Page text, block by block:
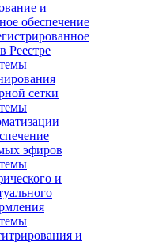
и
обеспечение
Реестре
сетки
эфиров
и
и